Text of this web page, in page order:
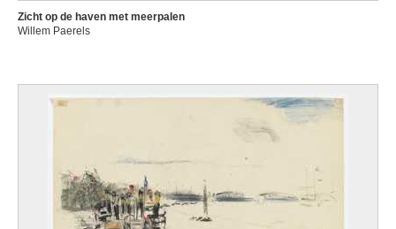
Zicht op de haven met meerpalen
Willem Paerels